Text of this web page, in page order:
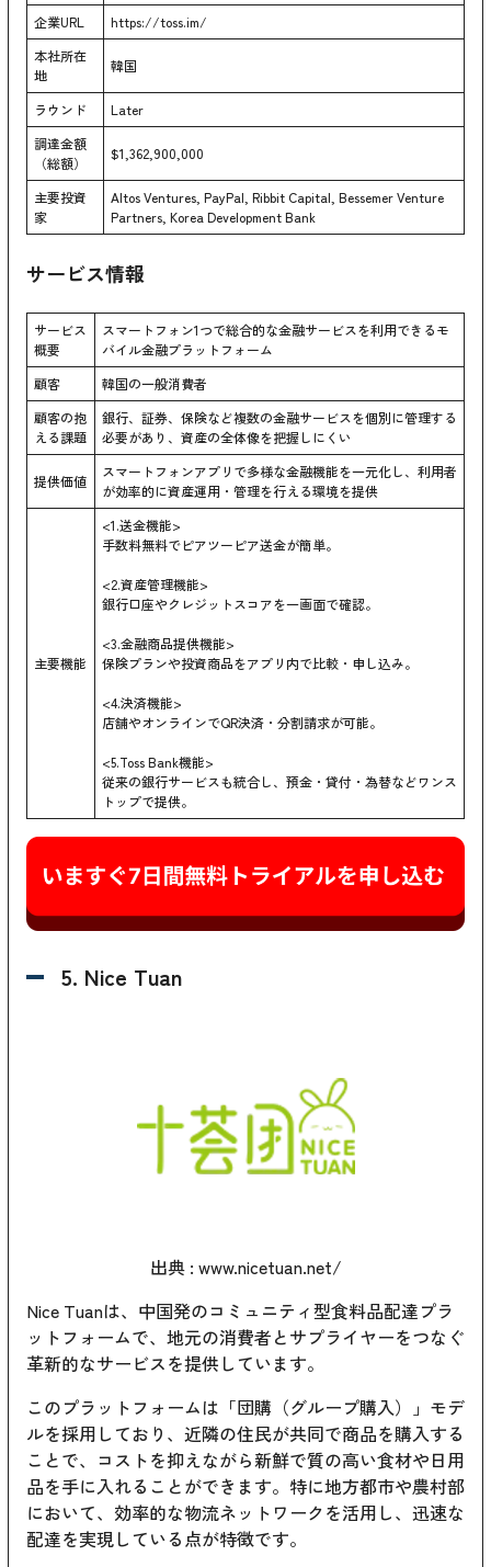
企業URL
https://toss.im/
本社所在
地
韓国
ラウンド
Later
調達金額
（総額）
$1,362,900,000
主要投資
家
Altos Ventures, PayPal, Ribbit Capital, Bessemer Venture
Partners, Korea Development Bank
サービス情報
サービス
概要
スマートフォン1つで総合的な金融サービスを利用できるモ
バイル金融プラットフォーム
顧客
韓国の一般消費者
顧客の抱
える課題
銀行、証券、保険など複数の金融サービスを個別に管理する
必要があり、資産の全体像を把握しにくい
提供価値
スマートフォンアプリで多様な金融機能を一元化し、利用者
が効率的に資産運用・管理を行える環境を提供
主要機能
<1.送金機能>
手数料無料でピアツーピア送金が簡単。
<2.資産管理機能>
銀行口座やクレジットスコアを一画面で確認。
<3.金融商品提供機能>
保険プランや投資商品をアプリ内で比較・申し込み。
<4.決済機能>
店舗やオンラインでQR決済・分割請求が可能。
<5.Toss Bank機能>
従来の銀行サービスも統合し、預金・貸付・為替などワンス
トップで提供。
5. Nice Tuan
出典 : www.nicetuan.net/
Nice Tuanは、中国発のコミュニティ型食料品配達プラ
ットフォームで、地元の消費者とサプライヤーをつなぐ
革新的なサービスを提供しています。
このプラットフォームは「団購（グループ購入）」モデ
ルを採用しており、近隣の住民が共同で商品を購入する
ことで、コストを抑えながら新鮮で質の高い食材や日用
品を手に入れることができます。特に地方都市や農村部
において、効率的な物流ネットワークを活用し、迅速な
配達を実現している点が特徴です。